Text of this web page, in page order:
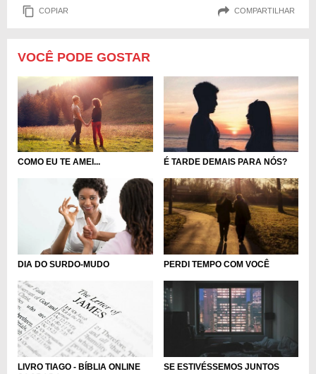
COPIAR COMPARTILHAR
VOCÊ PODE GOSTAR
COMO EU TE AMEI... É TARDE DEMAIS PARA NÓS?
DIA DO SURDO-MUDO PERDI TEMPO COM VOCÊ
LIVRO TIAGO - BÍBLIA ONLINE
SE ESTIVÉSSEMOS JUNTOS